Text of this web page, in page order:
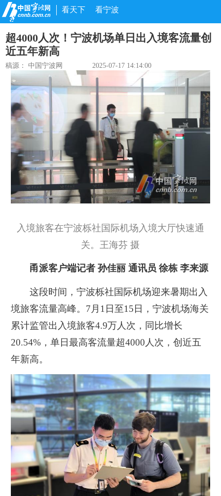
看天下 看宁波
超4000人次！宁波机场单日出入境客流量创
近五年新高
稿源： 中国宁波网 2025-07-17 14:14:00
入境旅客在宁波栎社国际机场入境大厅快速通
关。王海芬 摄
甬派客户端记者 孙佳丽 通讯员 徐栋 李来源
这段时间，宁波栎社国际机场迎来暑期出入
境旅客流量高峰。7月1日至15日，宁波机场海关
累计监管出入境旅客4.9万人次，同比增长
20.54%，单日最高客流量超4000人次，创近五
年新高。